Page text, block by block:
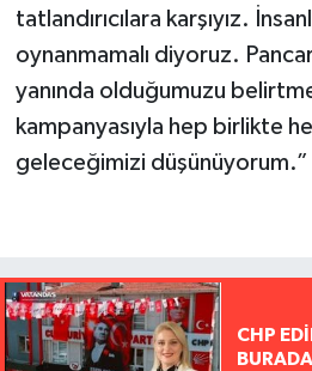
tatlandırıcılara karşıyız.
oynanmamalı diyoruz.
yanında olduğumuzu
kampanyasıyla hep birlikte
geleceğimizi
CHP